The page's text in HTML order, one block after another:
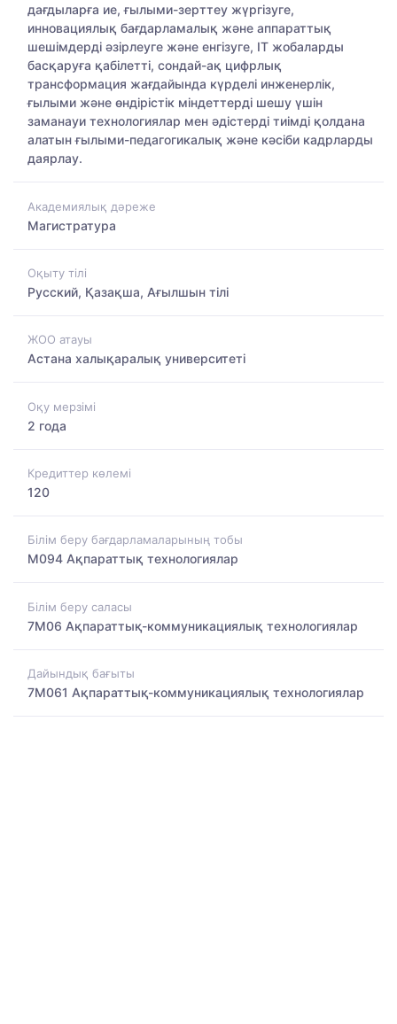
дағдыларға ие, ғылыми-зерттеу жүргізуге,
инновациялық бағдарламалық және аппараттық
шешімдерді әзірлеуге және енгізуге, IT жобаларды
басқаруға қабілетті, сондай-ақ цифрлық
трансформация жағдайында күрделі инженерлік,
ғылыми және өндірістік міндеттерді шешу үшін
заманауи технологиялар мен әдістерді тиімді қолдана
алатын ғылыми-педагогикалық және кәсіби кадрларды
даярлау.
Академиялық дәреже
Магистратура
Оқыту тілі
Русский, Қазақша, Ағылшын тілі
ЖОО атауы
Астана халықаралық университеті
Оқу мерзімі
2 года
Кредиттер көлемі
120
Білім беру бағдарламаларының тобы
M094 Ақпараттық технологиялар
Білім беру саласы
7M06 Ақпараттық-коммуникациялық технологиялар
Дайындық бағыты
7M061 Ақпараттық-коммуникациялық технологиялар